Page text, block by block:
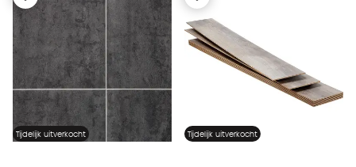
Tijdelijk uitverkocht Tijdelijk uitverkocht